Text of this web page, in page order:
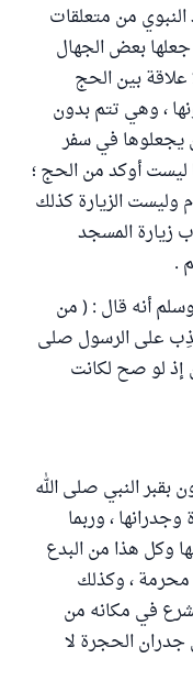
من متعلقات
بعض الجهال
بين الحج
، وهي تتم بدون
يجعلوها في سفر
ليست أوكد من الحج ؛
وليست الزيارة كذلك
زيارة المسجد
.
أنه قال : ( من
على الرسول صلى
إذ لو صح لكانت
بقبر النبي صلى الله
، وربما
وكل هذا من البدع
محرمة ، وكذلك
في مكانه من
جدران الحجرة لا